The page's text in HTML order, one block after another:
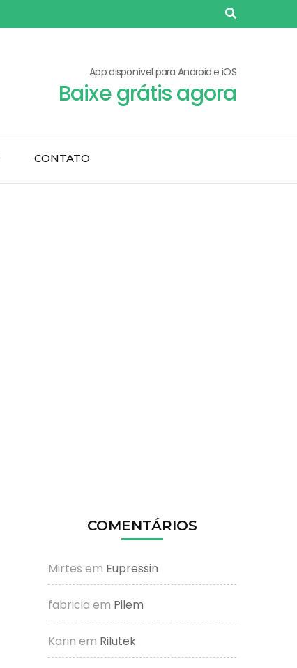
App disponível para Android e iOS
Baixe grátis agora
CONTATO
COMENTÁRIOS
Mirtes em Eupressin
fabricia em Pilem
Karin em Rilutek